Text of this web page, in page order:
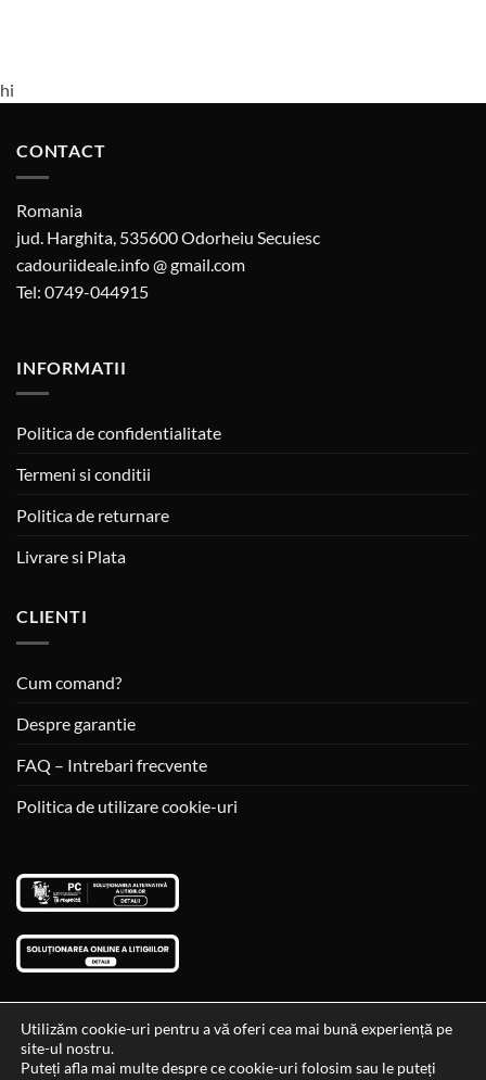
hi
CONTACT
Romania
jud. Harghita, 535600 Odorheiu Secuiesc
cadouriideale.info @ gmail.com
Tel: 0749-044915
INFORMATII
Politica de confidentialitate
Termeni si conditii
Politica de returnare
Livrare si Plata
CLIENTI
Cum comand?
Despre garantie
FAQ – Intrebari frecvente
Politica de utilizare cookie-uri
Utilizăm cookie-uri pentru a vă oferi cea mai bună experiență pe
site-ul nostru.
Puteți afla mai multe despre ce cookie-uri folosim sau le puteți